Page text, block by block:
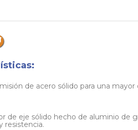
de acero sólido para una
de eje sólido hecho de aluminio de
resistencia.